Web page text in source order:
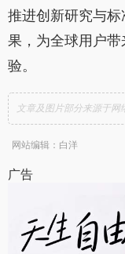
推进创新研究与
果，为全球用户
验。
文章及图片部分来源于网
网站编辑：白洋
广告